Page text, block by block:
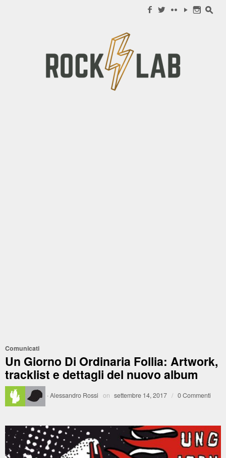
f w c y n s
Comunicati
Un Giorno Di Ordinaria Follia: Artwork,
tracklist e dettagli del nuovo album
·Alessandro Rossi on settembre 14, 2017 / 0 Commenti